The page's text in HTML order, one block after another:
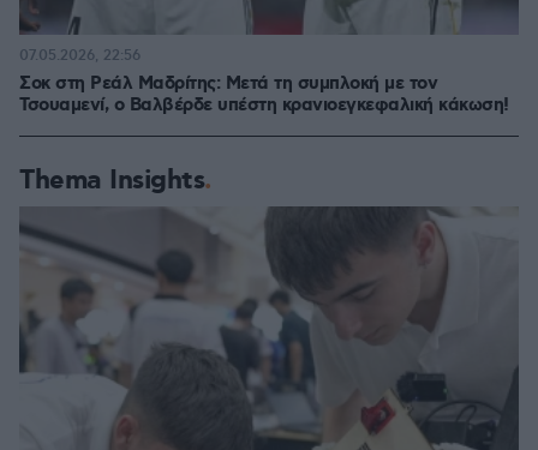
Σοκ στη Ρεάλ Μαδρίτης: Μετά τη συμπλοκή με τον
Τσουαμενί, ο Βαλβέρδε υπέστη κρανιοεγκεφαλική κάκωση!
07.05.2026, 22:56
Thema Insights